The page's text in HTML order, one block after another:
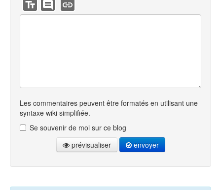
Les commentaires peuvent être formatés en utilisant une
syntaxe wiki simplifiée.
Se souvenir de moi sur ce blog
prévisualiser
envoyer